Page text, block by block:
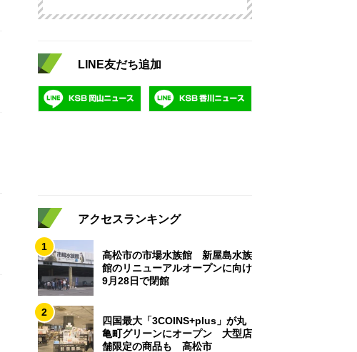
LINE友だち追加
アクセスランキング
1
高松市の市場水族館 新屋島水族
館のリニューアルオープンに向け
9月28日で閉館
2
四国最大「3COINS+plus」が丸
亀町グリーンにオープン 大型店
舗限定の商品も 高松市